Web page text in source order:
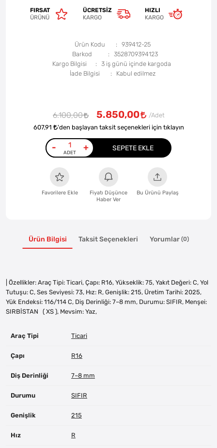
FIRSAT
ÜRÜNÜ
ÜCRETSIZ
KARGO
HIZLI
KARGO
Ürün Kodu
939412-25
Barkod
3528709394123
Kargo Bilgisi
3 iş günü içinde kargoda
İade Bilgisi
6.100,00 5.850,00
607,91 'den başlayan taksit seçenekleri için tıklayın
- + SEPETE EKLE
Favorilere Ekle
Fiyatı Düşünce
Haber Ver
Bu Ürünü Paylaş
Ürün Bilgisi Taksit Seçenekleri Yorumlar (0)
| Özellikler: Araç Tipi: Ticari, Çapı: R16, Yükseklik: 75, Yakıt Değeri: C, Yol
Tutuşu: C, Ses Seviyesi: 73, Hız: R, Genişlik: 215, Üretim Tarihi: 2025,
Yük Endeksi: 116/114 C, Diş Derinliği: 7–8 mm, Durumu: SIFIR, Menşei:
SIRBİSTAN ( XS ), Mevsim: Yaz,
Araç Tipi Ticari
Çapı R16
Diş Derinliği 7–8 mm
Durumu SIFIR
Genişlik 215
Hız R